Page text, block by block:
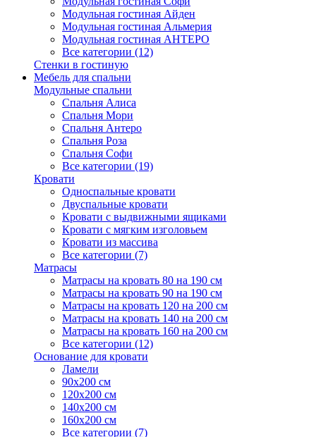
Модульная гостиная Айден
Модульная гостиная Альмерия
Модульная гостиная АНТЕРО
Все категории (12)
Стенки в гостиную
Мебель для спальни
Модульные спальни
Спальня Алиса
Спальня Мори
Спальня Антеро
Спальня Роза
Спальня Софи
Все категории (19)
Кровати
Односпальные кровати
Двуспальные кровати
Кровати с выдвижными ящиками
Кровати с мягким изголовьем
Кровати из массива
Все категории (7)
Матрасы
Матрасы на кровать 80 на 190 см
Матрасы на кровать 90 на 190 см
Матрасы на кровать 120 на 200 см
Матрасы на кровать 140 на 200 см
Матрасы на кровать 160 на 200 см
Все категории (12)
Основание для кровати
Ламели
90х200 см
120х200 см
140х200 см
160х200 см
Все категории (7)